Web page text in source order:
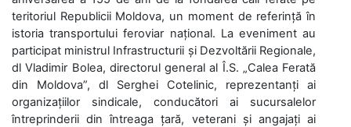
teritoriul Republicii Moldova, un moment de referință în
istoria transportului feroviar național. La eveniment au
participat ministrul Infrastructurii și Dezvoltării Regionale,
dl Vladimir Bolea, directorul general al Î.S. „Calea Ferată
din Moldova”, dl Serghei Cotelinic, reprezentanți ai
organizațiilor sindicale, conducători ai sucursalelor
întreprinderii din întreaga țară, veterani și angajați ai